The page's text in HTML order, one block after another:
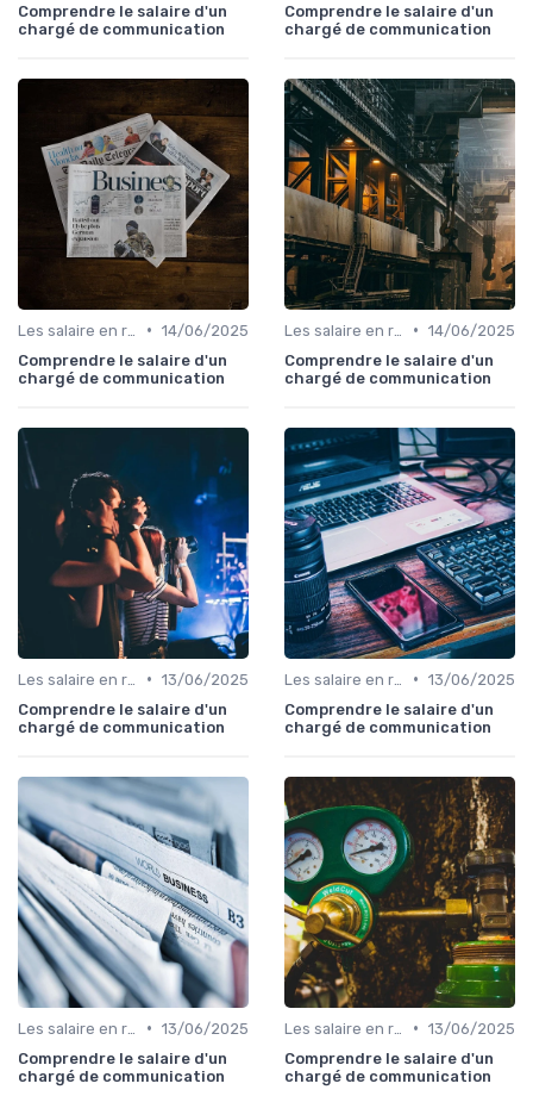
Comprendre le salaire d'un
chargé de communication
Comprendre le salaire d'un
chargé de communication
• 14/06/2025
Comprendre le salaire d'un
chargé de communication
• 14/06/2025
Comprendre le salaire d'un
chargé de communication
• 13/06/2025
Comprendre le salaire d'un
chargé de communication
• 13/06/2025
Comprendre le salaire d'un
chargé de communication
• 13/06/2025
Comprendre le salaire d'un
chargé de communication
• 13/06/2025
Comprendre le salaire d'un
chargé de communication